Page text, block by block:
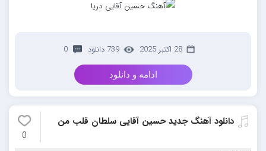
28 اکتبر 2025 739 دانلود 0
ادامه و دانلود
دانلود آهنگ جدید حسین آقایی سلطان قلب من
0